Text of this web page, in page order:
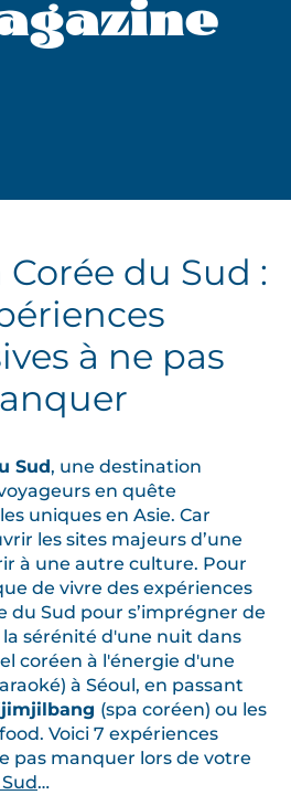
du Sud :
à ne pas
Sud, une destination
en quête
uniques en Asie. Car
les sites majeurs d’une
à une autre culture. Pour
de vivre des expériences
du Sud pour s’imprégner de
la sérénité d'une nuit dans
coréen à l'énergie d'une
à Séoul, en passant
(spa coréen) ou les
Voici 7 expériences
pas manquer lors de votre
…